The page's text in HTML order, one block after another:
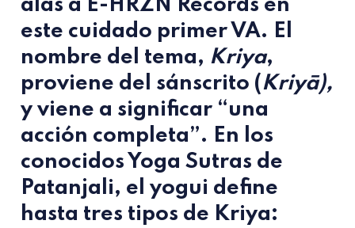
alas a E-HRZN Records en
este cuidado primer VA. El
nombre del tema, Kriya,
proviene del sánscrito (Kriyā),
y viene a significar “una
acción completa”. En los
conocidos Yoga Sutras de
Patanjali, el yogui define
hasta tres tipos de Kriya: